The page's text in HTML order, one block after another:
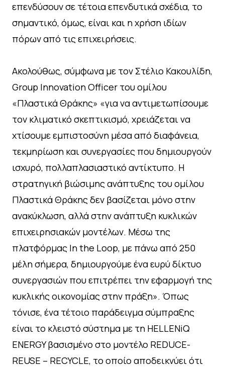
επενδύσουν σε τέτοια επενδυτικά σχέδια, το
σημαντικό, όμως, είναι και η χρήση ιδίων
πόρων από τις επιχειρήσεις.
Ακολούθως, σύμφωνα με τον Στέλιο Κακουλίδη,
Group Innovation Officer του ομίλου
«Πλαστικά Θράκης» «για να αντιμετωπίσουμε
τον κλιματικό σκεπτικισμό, χρειάζεται να
χτίσουμε εμπιστοσύνη μέσα από διαφάνεια,
τεκμηρίωση και συνεργασίες που δημιουργούν
ισχυρό, πολλαπλασιαστικό αντίκτυπο. Η
στρατηγική βιώσιμης ανάπτυξης του ομίλου
Πλαστικά Θράκης δεν βασίζεται μόνο στην
ανακύκλωση, αλλά στην ανάπτυξη κυκλικών
επιχειρησιακών μοντέλων. Μέσω της
πλατφόρμας In the Loop, με πάνω από 250
μέλη σήμερα, δημιουργούμε ένα ευρύ δίκτυο
συνεργασιών που επιτρέπει την εφαρμογή της
κυκλικής οικονομίας στην πράξη». Όπως
τόνισε, ένα τέτοιο παράδειγμα σύμπραξης
είναι το κλειστό σύστημα με τη HELLENiQ
ENERGY βασισμένο στο μοντέλο REDUCE-
REUSE – RECYCLE, το οποίο αποδεικνύει ότι